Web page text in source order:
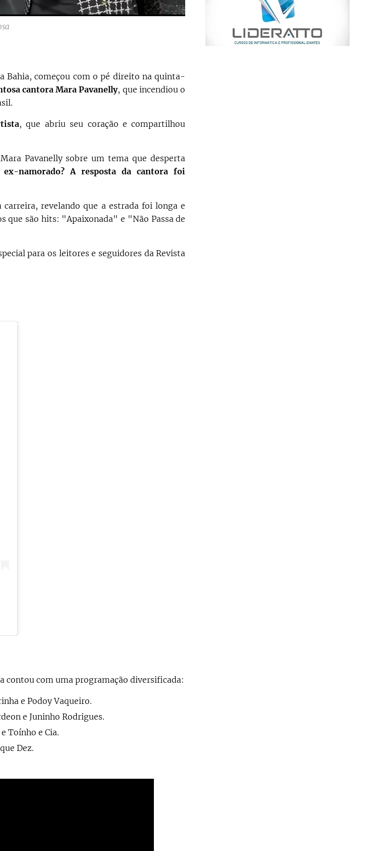
Bahia, começou com o pé direito na quinta-
cantora Mara Pavanelly, que incendiou o
, que abriu seu coração e compartilhou
Pavanelly sobre um tema que desperta
namorado? A resposta da cantora foi
revelando que a estrada foi longa e
que são hits: "Apaixonada" e "Não Passa de
para os leitores e seguidores da Revista
contou com uma programação diversificada:
e Podoy Vaqueiro.
e Juninho Rodrigues.
Toínho e Cia.
Dez.